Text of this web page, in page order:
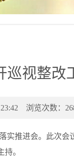
巡视整改
浏览次数：
推进会。此次会
。